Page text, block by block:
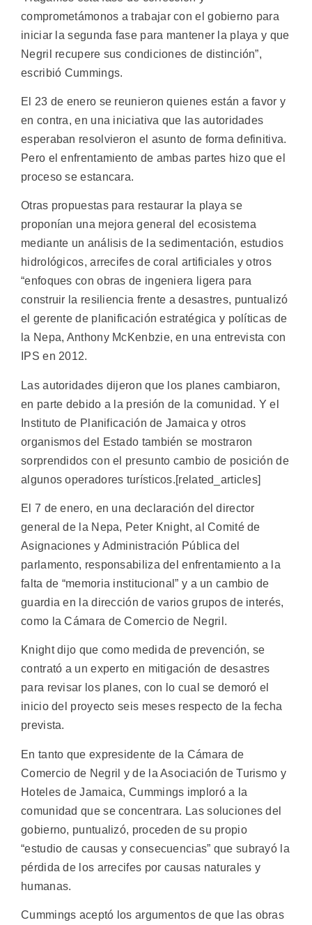
comprometámonos a trabajar con el gobierno para
iniciar la segunda fase para mantener la playa y que
Negril recupere sus condiciones de distinción”,
escribió Cummings.
El 23 de enero se reunieron quienes están a favor y
en contra, en una iniciativa que las autoridades
esperaban resolvieron el asunto de forma definitiva.
Pero el enfrentamiento de ambas partes hizo que el
proceso se estancara.
Otras propuestas para restaurar la playa se
proponían una mejora general del ecosistema
mediante un análisis de la sedimentación, estudios
hidrológicos, arrecifes de coral artificiales y otros
“enfoques con obras de ingeniera ligera para
construir la resiliencia frente a desastres, puntualizó
el gerente de planificación estratégica y políticas de
la Nepa, Anthony McKenbzie, en una entrevista con
IPS en 2012.
Las autoridades dijeron que los planes cambiaron,
en parte debido a la presión de la comunidad. Y el
Instituto de Planificación de Jamaica y otros
organismos del Estado también se mostraron
sorprendidos con el presunto cambio de posición de
algunos operadores turísticos.[related_articles]
El 7 de enero, en una declaración del director
general de la Nepa, Peter Knight, al Comité de
Asignaciones y Administración Pública del
parlamento, responsabiliza del enfrentamiento a la
falta de “memoria institucional” y a un cambio de
guardia en la dirección de varios grupos de interés,
como la Cámara de Comercio de Negril.
Knight dijo que como medida de prevención, se
contrató a un experto en mitigación de desastres
para revisar los planes, con lo cual se demoró el
inicio del proyecto seis meses respecto de la fecha
prevista.
En tanto que expresidente de la Cámara de
Comercio de Negril y de la Asociación de Turismo y
Hoteles de Jamaica, Cummings imploró a la
comunidad que se concentrara. Las soluciones del
gobierno, puntualizó, proceden de su propio
“estudio de causas y consecuencias” que subrayó la
pérdida de los arrecifes por causas naturales y
humanas.
Cummings aceptó los argumentos de que las obras